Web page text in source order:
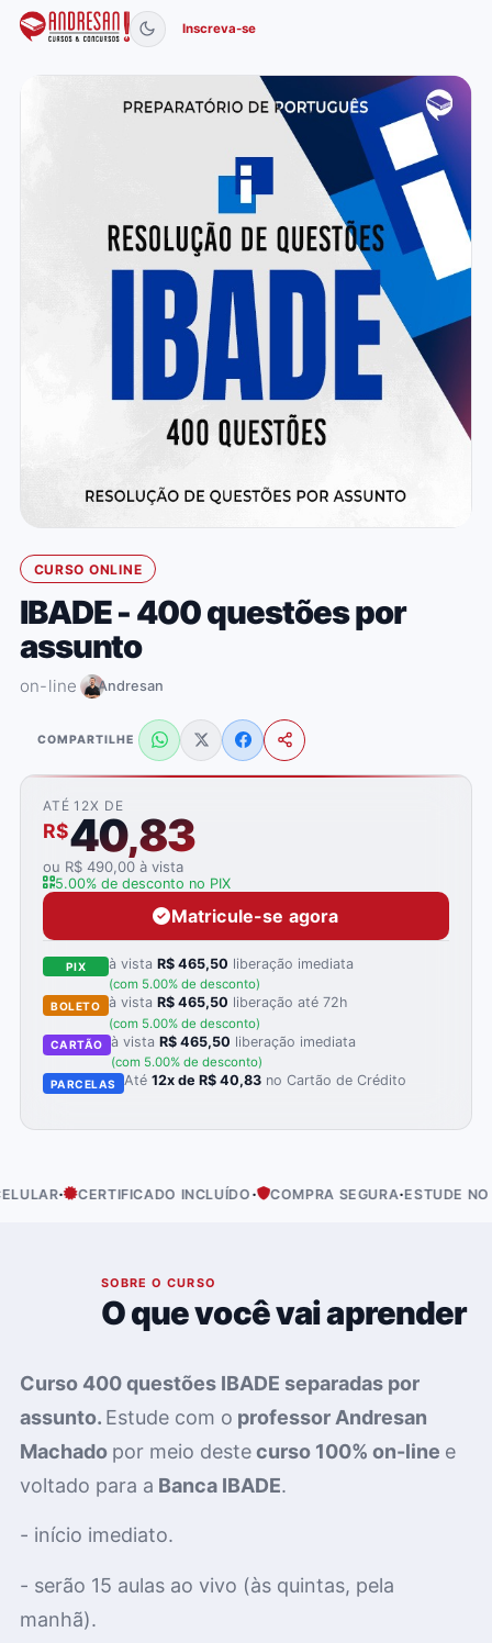
Inscreva-se
CURSO ONLINE
IBADE - 400 questões por
assunto
on-line Andresan
COMPARTILHE
ATÉ 12X DE
R$40,83
ou R$ 490,00 à vista
5.00% de desconto no PIX
Matricule-se agora
PIX à vistaR$ 465,50 liberação imediata
(com 5.00% de desconto)
BOLETO à vistaR$ 465,50 liberação até 72h
(com 5.00% de desconto)
CARTÃO à vista R$ 465,50 liberação imediata
(com 5.00% de desconto)
PARCELAS Até12x de R$ 40,83 no Cartão de Crédito
· CERTIFICADO INCLUÍDO· COMPRA SEGURA·ESTUDE NO
SOBRE O CURSO
O que você vai aprender
Curso 400 questões IBADE separadas por
assunto. Estude com o professor Andresan
Machado por meio destecurso 100% on-line e
voltado para a Banca IBADE.
- início imediato.
- serão 15 aulas ao vivo (às quintas, pela
manhã).